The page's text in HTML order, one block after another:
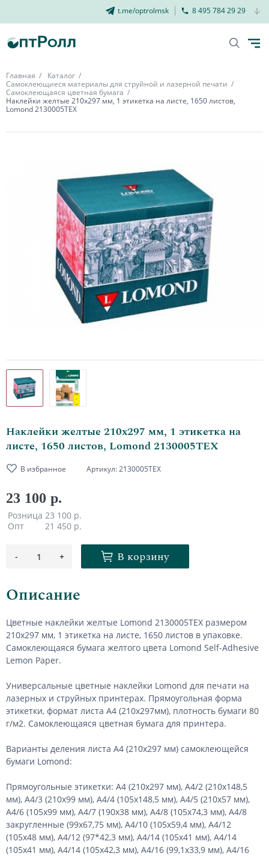
t.me/optrolmsk 8 495 784 29 29
Главная
Каталог
Самоклеющиеся материалы для струйной и лазерной печати
Самоклеющаяся цветная бумага
Наклейки желтые 210х297 мм, 1 этикетка на листе, 1650 листов,
Lomond 2130005ТЕХ
Наклейки желтые 210х297 мм, 1 этикетка на
листе, 1650 листов, Lomond 2130005ТЕХ
В избранное Артикул:2130005ТЕХ
23 100 р.
Розница 23 100 р.
Опт
21 450 р.
- 1 + В корзину
Описание
Цветные наклейки желтые Lomond 2130005ТЕХ размером
210х297 мм, 1 этикетка на листе, 1650 листов в упаковке.
Самоклеющаяся бумага желтого цвета Lomond Self-Adhesive
Lemon Paper.
Универсальные цветные наклейки Lomond для печати на
лазерных и струйных принтерах. Прямоугольная форма
этикетки, формат листа А4 (210х297мм), плотность бумаги 80
г/м2. Самоклеющаяся цветная бумага для принтера.
Варианты деления листа А4 (210х297 мм) самоклеющейся
бумаги Lomond:
Прямоугольные этикетки: А4 (210х297 мм), А4/2 (210х148,5
мм), А4/3 (210х99 мм), А4/4 (105х148,5 мм), А4/5 (210х57 мм),
А4/6 (105х99 мм), А4/7 (190х38 мм), А4/8 (105х74,3 мм), А4/8
закругленные (99х67,75 мм), А4/10 (105х59,4 мм), А4/12
(105х48 мм), А4/12 (97*42,3 мм), А4/14 (105х41 мм), А4/14
(105х41 мм), А4/14 (105х42,3 мм), А4/16 (99,1х33,9 мм), А4/16